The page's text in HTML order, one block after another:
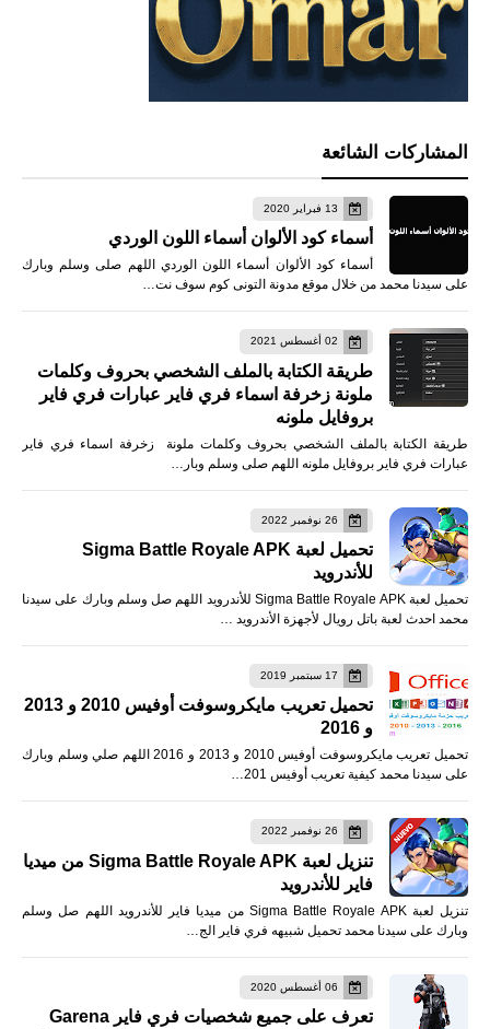
المشاركات الشائعة
13 فبراير 2020
أسماء كود الألوان أسماء اللون الوردي
أسماء كود الألوان أسماء اللون الوردي اللهم صلى وسلم وبارك
على سيدنا محمد من خلال موقع مدونة التونى كوم سوف نت…
02 أغسطس 2021
طريقة الكتابة بالملف الشخصي بحروف وكلمات
ملونة زخرفة اسماء فري فاير عبارات فري فاير
بروفايل ملونه
طريقة الكتابة بالملف الشخصي بحروف وكلمات ملونة زخرفة اسماء فري فاير
عبارات فري فاير بروفايل ملونه اللهم صلى وسلم وبار…
26 نوفمبر 2022
تحميل لعبة Sigma Battle Royale APK
للأندرويد
تحميل لعبة Sigma Battle Royale APK للأندرويد اللهم صل وسلم وبارك على سيدنا
محمد احدث لعبة باتل رويال لأجهزة الأندرويد …
17 سبتمبر 2019
تحميل تعريب مايكروسوفت أوفيس 2010 و 2013
و 2016
تحميل تعريب مايكروسوفت أوفيس 2010 و 2013 و 2016 اللهم صلي وسلم وبارك
على سيدنا محمد كيفية تعريب أوفيس 201…
26 نوفمبر 2022
تنزيل لعبة Sigma Battle Royale APK من ميديا
فاير للأندرويد
تنزيل لعبة Sigma Battle Royale APK من ميديا فاير للأندرويد اللهم صل وسلم
وبارك على سيدنا محمد تحميل شبيهه فري فاير الج…
06 أغسطس 2020
تعرف على جميع شخصيات فري فاير Garena